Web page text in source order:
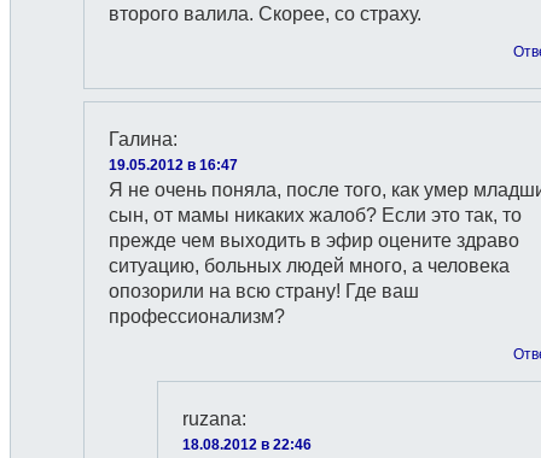
второго валила. Скорее, со страху.
Галина:
19.05.2012 в 16:47
Я не очень поняла, после того, как умер
сын, от мамы никаких жалоб? Если это так, то
прежде чем выходить в эфир оцените здраво
ситуацию, больных людей много, а человека
опозорили на всю страну! Где ваш
профессионализм?
ruzana:
18.08.2012 в 22:46